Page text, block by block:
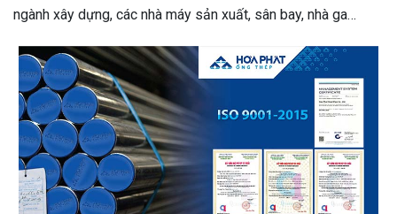
ngành xây dựng, các nhà máy sản xuất, sân bay, nhà ga…